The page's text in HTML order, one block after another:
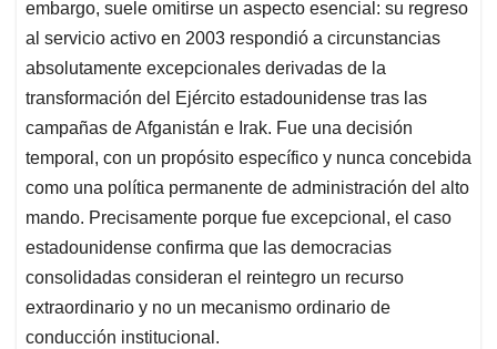
embargo, suele omitirse un aspecto esencial: su regreso
al servicio activo en 2003 respondió a circunstancias
absolutamente excepcionales derivadas de la
transformación del Ejército estadounidense tras las
campañas de Afganistán e Irak. Fue una decisión
temporal, con un propósito específico y nunca concebida
como una política permanente de administración del alto
mando. Precisamente porque fue excepcional, el caso
estadounidense confirma que las democracias
consolidadas consideran el reintegro un recurso
extraordinario y no un mecanismo ordinario de
conducción institucional.